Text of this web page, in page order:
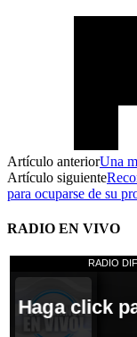
Artículo anteriorUna
Artículo siguiente
para ocuparse de su
RADIO EN VIVO